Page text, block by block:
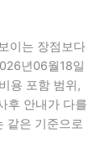
이는 장점보다
년06월18일
용 포함 범위,
후 안내가 다를
같은 기준으로